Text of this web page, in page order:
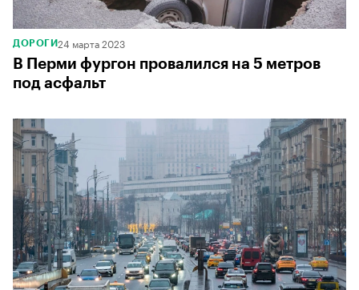
ДОРОГИ24 марта 2023
В Перми фургон провалился на 5 метров
под асфальт